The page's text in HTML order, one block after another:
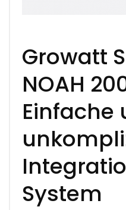
Growatt
NOAH
Einfache
System